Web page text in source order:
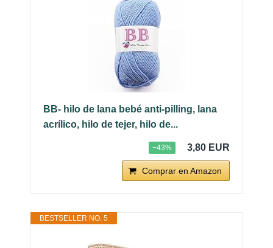
BB- hilo de lana bebé anti-pilling, lana
acrílico, hilo de tejer, hilo de...
−43% 3,80 EUR
Comprar en Amazon
BESTSELLER NO. 5